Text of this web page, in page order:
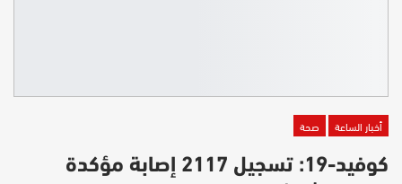
أخبار الساعة صحة
كوفيد-19: تسجيل 2117 إصابة مؤكدة